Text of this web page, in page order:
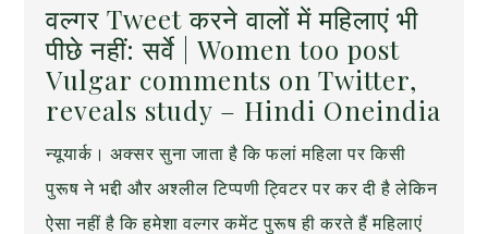
वल्गर Tweet करने वालों में महिलाएं भी
पीछे नहीं: सर्वे | Women too post
Vulgar comments on Twitter,
reveals study – Hindi Oneindia
न्यूयार्क। अक्सर सुना जाता है कि फलां महिला पर किसी
पुरूष ने भद्दी और अश्लील टिप्पणी ट्विटर पर कर दी है लेकिन
ऐसा नहीं है कि हमेशा वल्गर कमेंट पुरूष ही करते हैं महिलाएं